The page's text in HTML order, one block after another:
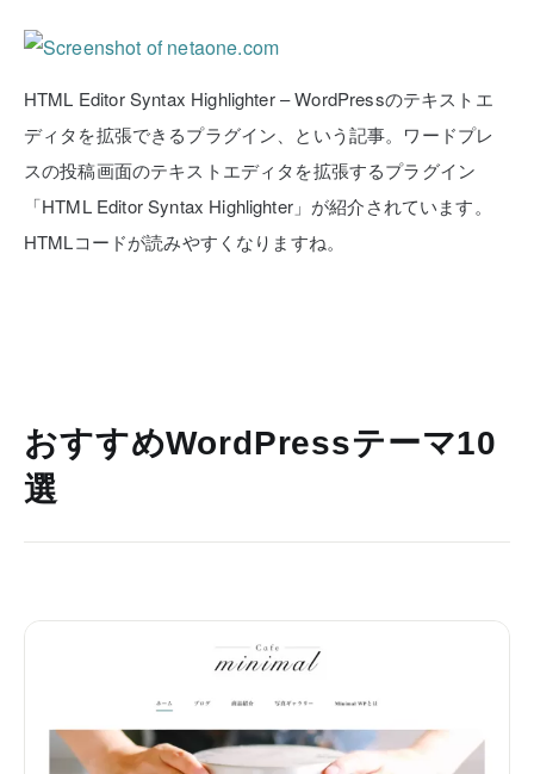
HTML Editor Syntax Highlighter – WordPressのテキストエ
ディタを拡張できるプラグイン、という記事。ワードプレ
スの投稿画面のテキストエディタを拡張するプラグイン
「HTML Editor Syntax Highlighter」が紹介されています。
HTMLコードが読みやすくなりますね。
おすすめWordPressテーマ10
選